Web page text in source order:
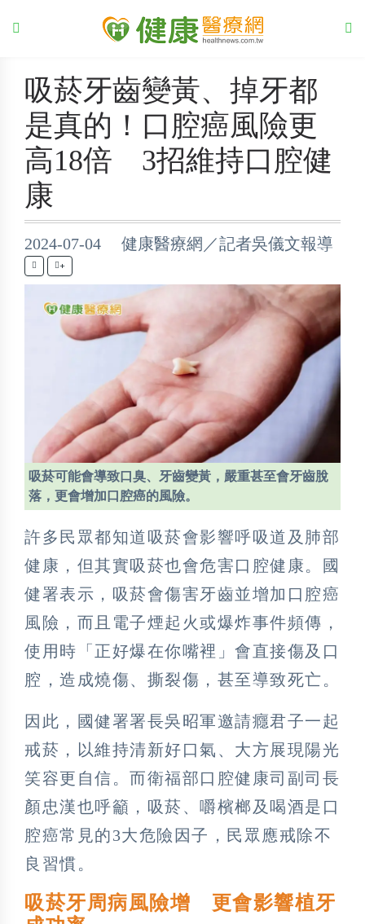
吸菸牙齒變黃、掉牙都
是真的！口腔癌風險更
高18倍 3招維持口腔健
康
2024-07-04 健康醫療網／記者吳儀文報導
+
吸菸可能會導致口臭、牙齒變黃，嚴重甚至會牙齒脫
落，更會增加口腔癌的風險。
許多民眾都知道吸菸會影響呼吸道及肺部
健康，但其實吸菸也會危害口腔健康。國
健署表示，吸菸會傷害牙齒並增加口腔癌
風險，而且電子煙起火或爆炸事件頻傳，
使用時「正好爆在你嘴裡」會直接傷及口
腔，造成燒傷、撕裂傷，甚至導致死亡。
因此，國健署署長吳昭軍邀請癮君子一起
戒菸，以維持清新好口氣、大方展現陽光
笑容更自信。而衛福部口腔健康司副司長
顏忠漢也呼籲，吸菸、嚼檳榔及喝酒是口
腔癌常見的3大危險因子，民眾應戒除不
良習慣。
吸菸牙周病風險增 更會影響植牙